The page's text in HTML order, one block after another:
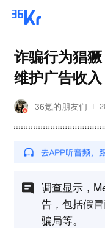
诈骗行为猖
维护广告收入
36氪的朋友们
调查显示，
告，包括假
骗局等。